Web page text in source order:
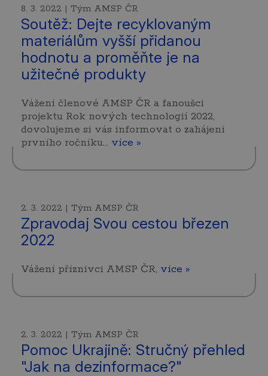
8. 3. 2022 | Tým AMSP ČR
Soutěž: Dejte recyklovaným
materiálům vyšší přidanou
hodnotu a proměňte je na
užitečné produkty
Vážení členové AMSP ČR a fanoušci
projektu Rok nových technologií 2022,
dovolujeme si vás informovat o zahájení
prvního ročníku… více »
2. 3. 2022 | Tým AMSP ČR
Zpravodaj Svou cestou březen
2022
Vážení příznivci AMSP ČR, více »
2. 3. 2022 | Tým AMSP ČR
Pomoc Ukrajině: Stručný přehled
"Jak na dezinformace?"